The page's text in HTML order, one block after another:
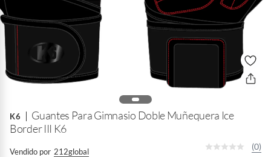
K6
Guantes Para Gimnasio Doble Muñequera Ice
Border III K6
Vendido por 212global
(0)